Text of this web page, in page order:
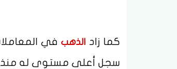
كما زاد الذهب
سجل أعلى مستوى له منذ 23 أكتوبر أمس الثلاثاء.